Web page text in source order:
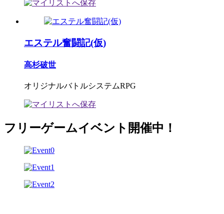
エステル奮闘記(仮)
高杉破世
オリジナルバトルシステムRPG
フリーゲームイベント開催中！